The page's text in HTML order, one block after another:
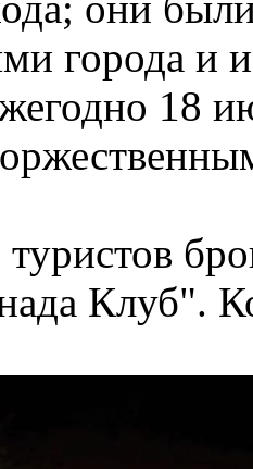
города и
18
Клуб".